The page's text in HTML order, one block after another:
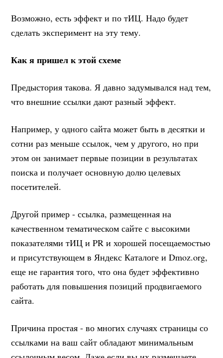
Возможно, есть эффект и по тИЦ. Надо будет
сделать эксперимент на эту тему.
Как я пришел к этой схеме
Предыстория такова. Я давно задумывался над тем,
что внешние ссылки дают разный эффект.
Например, у одного сайта может быть в десятки и
сотни раз меньше ссылок, чем у другого, но при
этом он занимает первые позиции в результатах
поиска и получает основную долю целевых
посетителей.
Другой пример - ссылка, размещенная на
качественном тематическом сайте с высокими
показателями тИЦ и PR и хорошей посещаемостью
и присутствующем в Яндекс Каталоге и Dmoz.org,
еще не гарантия того, что она будет эффективно
работать для повышения позиций продвигаемого
сайта.
Причина простая - во многих случаях страницы со
ссылками на ваш сайт обладают минимальным